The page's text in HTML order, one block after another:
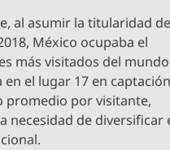
al asumir la titularidad
México ocupaba el
más visitados del
el lugar 17 en
promedio por visitante,
necesidad de diversificar